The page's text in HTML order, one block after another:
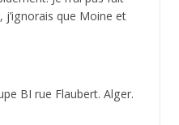
que Moine et
BI rue Flaubert. Alger.